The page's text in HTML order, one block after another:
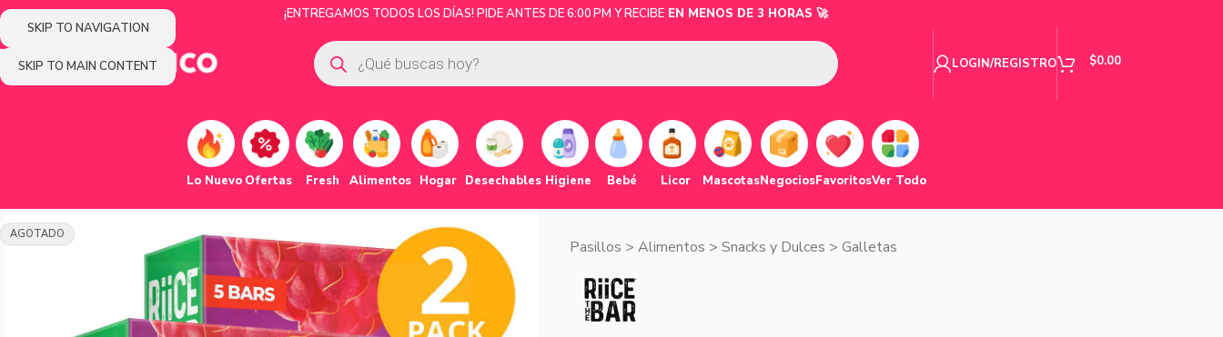
SKIP TO NAVIGATION
SKIP TO MAIN CONTENT
¡ENTREGAMOS TODOS LOS DÍAS! PIDE ANTES DE 6:00 PM Y RECIBE EN MENOS DE 3 HORAS 🚀
LOGIN/REGISTRO $0.00
Lo Nuevo Ofertas Fresh Alimentos Hogar Desechables Higiene Bebé Licor MascotasNegociosFavoritosVer Todo
AGOTADO
Pasillos > Alimentos > Snacks y Dulces > Galletas